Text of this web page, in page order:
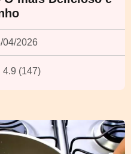
04/2026
4.9 (147)